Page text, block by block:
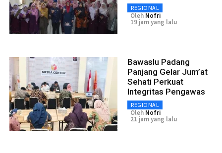
REGIONAL
Oleh Nofri
19 jam yang lalu
Bawaslu Padang
Panjang Gelar Jum’at
Sehati Perkuat
Integritas Pengawas
REGIONAL
Oleh Nofri
21 jam yang lalu